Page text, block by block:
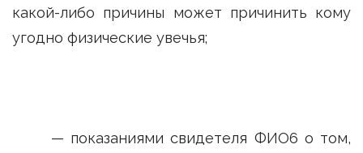
какой-либо причины может причинить кому
угодно физические увечья;
— показаниями свидетеля ФИО6 о том,